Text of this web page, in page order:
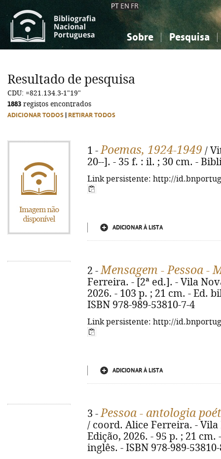
PT EN FR
Sobre Pesquisa
Ciências sociais...
Ciências sociais...
Resultado de pesquisa
CDU: =821.134.3-1"19"
1883 registos encontrados
ADICIONAR TODOS RETIRAR TODOS
1 -Poemas, 1924-1949 /
20--]. - 35 f. : il. ; 30 cm. -
Link persistente: http://
ADICIONAR À LISTA
2 -Mensagem - Pessoa -
Ferreira. - [2ª ed.]. - Vila
2026. - 103 p. ; 21 cm. - Ed.
ISBN 978-989-53810-7-4
Link persistente: http://
ADICIONAR À LISTA
3 -Pessoa - antologia
/ coord. Alice Ferreira. -
Edição, 2026. - 95 p. ; 21
inglês. - ISBN 978-989-